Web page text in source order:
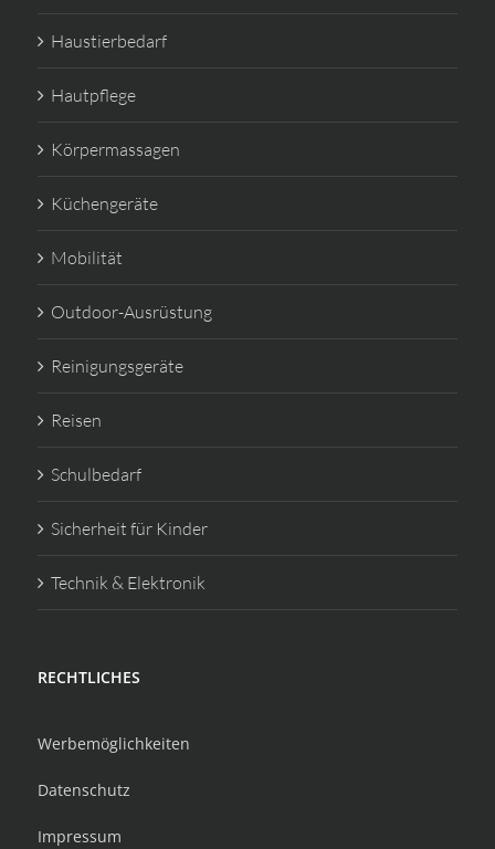
Haustierbedarf
Hautpflege
Körpermassagen
Küchengeräte
Mobilität
Outdoor-Ausrüstung
Reinigungsgeräte
Reisen
Schulbedarf
Sicherheit für Kinder
Technik & Elektronik
RECHTLICHES
Werbemöglichkeiten
Datenschutz
Impressum